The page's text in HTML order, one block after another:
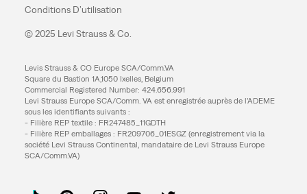
Conditions D’utilisation
© 2025 Levi Strauss & Co.
Levis Strauss & CO Europe SCA/Comm.VA
Square du Bastion 1A,1050 Ixelles, Belgium
Commercial Registered Number: 424.656.991
Levi Strauss Europe SCA/Comm. VA est enregistrée auprès de l’ADEME
sous les identifiants suivants :
- Filière REP textile : FR247485_11GDTH
- Filière REP emballages : FR209706_01ESGZ (enregistrement via la
société Levi Strauss Continental, mandataire de Levi Strauss Europe
SCA/Comm.VA)